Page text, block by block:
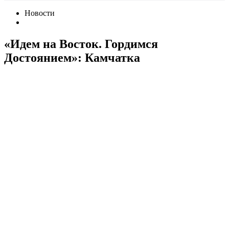
Новости
«Идем на Восток. Гордимся
Достоянием»: Камчатка